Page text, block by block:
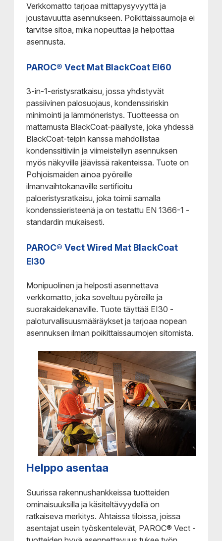
Verkkomatto tarjoaa mittapysyvyyttä ja
joustavuutta asennukseen. Poikittaissaumoja ei
tarvitse sitoa, mikä nopeuttaa ja helpottaa
asennusta.
PAROC® Vect Mat BlackCoat EI60
3-in-1-eristysratkaisu, jossa yhdistyvät
passiivinen palosuojaus, kondenssiriskin
minimointi ja lämmöneristys. Tuotteessa on
mattamusta BlackCoat-päällyste, joka yhdessä
BlackCoat-teipin kanssa mahdollistaa
kondenssitiiviin ja viimeistellyn asennuksen
myös näkyville jäävissä rakenteissa. Tuote on
Pohjoismaiden ainoa pyöreille
ilmanvaihtokanaville sertifioitu
paloeristysratkaisu, joka toimii samalla
kondenssieristeenä ja on testattu EN 1366-1 -
standardin mukaisesti.
PAROC® Vect Wired Mat BlackCoat
EI30
Monipuolinen ja helposti asennettava
verkkomatto, joka soveltuu pyöreille ja
suorakaidekanaville. Tuote täyttää EI30 -
paloturvallisuusmääräykset ja tarjoaa nopean
asennuksen ilman poikittaissaumojen sitomista.
Helppo asentaa
Suurissa rakennushankkeissa tuotteiden
ominaisuuksilla ja käsiteltävyydellä on
ratkaiseva merkitys. Ahtaissa tiloissa, joissa
asentajat usein työskentelevät, PAROC® Vect -